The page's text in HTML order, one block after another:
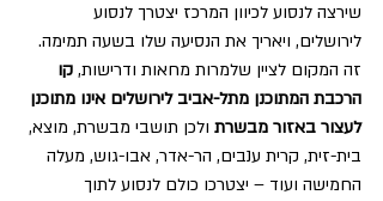
שירצה לנסוע לכיוון המרכז יצטרך לנסוע
לירושלים, ויאריך את הנסיעה שלו בשעה תמימה.
זה המקום לציין שלמרות מחאות ודרישות, קו
הרכבת המתוכנן מתל-אביב לירושלים אינו מתוכנן
לעצור באזור מבשרת ולכן תושבי מבשרת, מוצא,
בית-זית, קרית ענבים, הר-אדר, אבו-גוש, מעלה
החמישה ועוד – יצטרכו כולם לנסוע לתוך